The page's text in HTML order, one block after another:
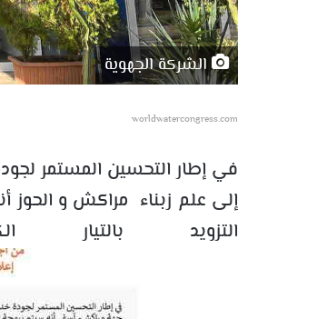
الشركة الجهوية
worldwatercongress.com
في إطار التحسين المستمر
إلى علم زبناء مراكش و الحوز
التزويد